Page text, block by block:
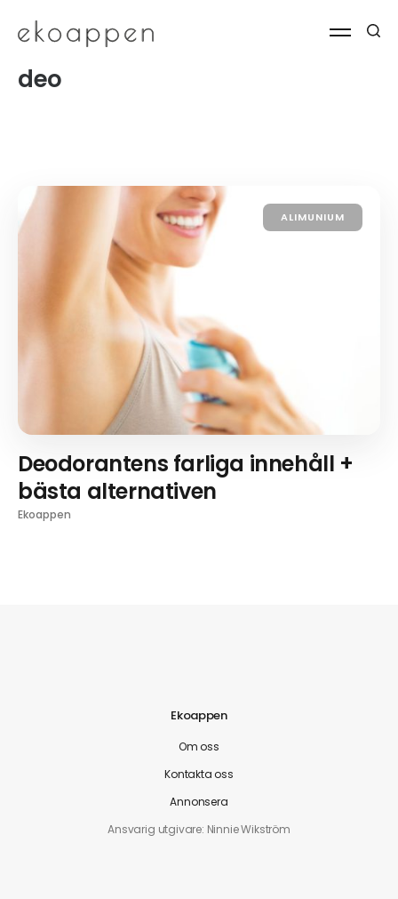
deo
ALIMUNIUM
Deodorantens farliga innehåll +
bästa alternativen
Ekoappen
Ekoappen
Om oss
Kontakta oss
Annonsera
Ansvarig utgivare: Ninnie Wikström